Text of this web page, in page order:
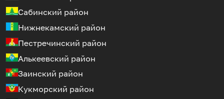
Сабинский район
Нижнекамский район
Пестречинский район
Алькеевский район
Заинский район
Кукморский район